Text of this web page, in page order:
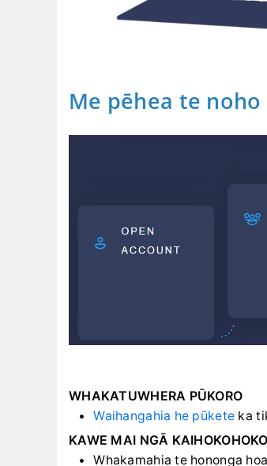
Me pēhea te
WHAKATUWHERA PŪKORO
Waihangahia he pūkete ka
KAWE MAI NGĀ KAIHOKOHOKO
Whakamahia te hononga